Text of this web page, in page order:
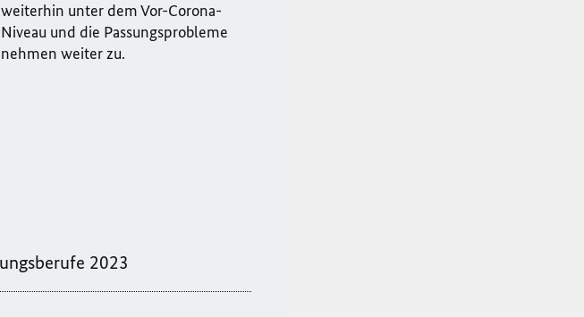
weiterhin unter dem Vor-Corona-
Niveau und die Passungsprobleme
nehmen weiter zu.
2023